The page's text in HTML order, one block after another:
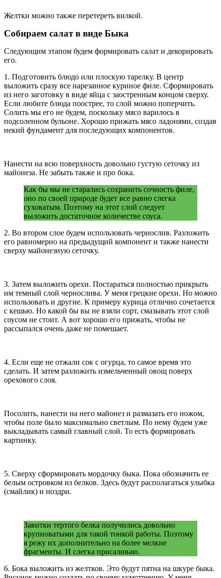
Желтки можно также перетереть вилкой.
Собираем салат в виде Быка
Следующим этапом будем формировать салат и декорировать
его.
1. Подготовить блюдо или плоскую тарелку. В центр
выложить сразу все нарезанное куриное филе. Сформировать
из него заготовку в виде яйца с заостренным концом сверху.
Если любите блюда поострее, то слой можно поперчить.
Солить мы его не будем, поскольку мясо варилось в
подсоленном бульоне. Хорошо прижать мясо ладонями, создав
некий фундамент для последующих компонентов.
Нанести на всю поверхность довольно густую сеточку из
майонеза. Не забыть также и про бока.
Как бы мы не старались сохранить сочность филе,
оно по своей природе будет все равно слегка
суховатым. Поэтому на этот слой следует
выложить достаточное количестве соуса.
2. Во втором слое будем использовать чернослив. Разложить
его равномерно на предыдущий компонент и также нанести
сверху майонезную сеточку.
3. Затем выложить орехи. Постараться полностью прикрыть
им темный слой чернослива. У меня грецкие орехи. Но можно
использовать и другие. К примеру курица отлично сочетается
с кешью. Но какой бы вы не взяли сорт, смазывать этот слой
соусом не стоит. А вот хорошо его прижать, чтобы не
рассыпался очень даже не помешает.
4. Если еще не отжали сок с огурца, то самое время это
сделать. И затем разложить измельченный овощ поверх
орехового слоя.
Посолить, нанести на него майонез и размазать его ножом,
чтобы поле было максимально светлым. По нему будем уже
выкладывать самый главный слой. То есть формировать
картинку.
5. Сверху сформировать мордочку быка. Пока обозначить ее
белым островком из белков. Здесь будут располагаться улыбка
(смайлик) и ноздри.
Завитки тертого белка получились довольно
крупноватыми для такой тонкой работы. Поэтому
я режу их дополнительно на более мелкие
фрагменты. И слегка присаливаю.
6. Бока выложить из желтков. Это будут пятна на шкуре быка.